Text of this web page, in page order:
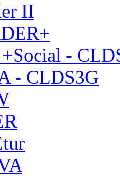
II
-
- CLDS3G